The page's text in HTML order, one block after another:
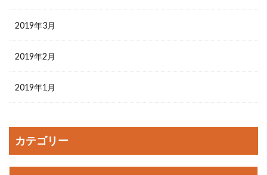
2019年3月
2019年2月
2019年1月
カテゴリー